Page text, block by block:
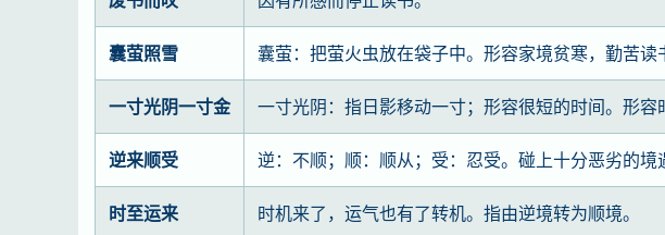
囊萤照雪 囊萤：把萤火虫放在袋子中。形容家境贫寒，勤苦读
一寸光阴一寸金 一寸光阴：指日影移动一寸；形容很短的时间。形容
逆来顺受 逆：不顺；顺：顺从；受：忍受。碰上十分恶劣的境
时至运来 时机来了，运气也有了转机。指由逆境转为顺境。